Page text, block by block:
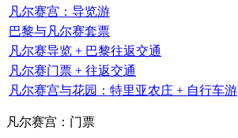
凡尔赛宫：导览游
巴黎与凡尔赛套票
凡尔赛导览 + 巴黎往返交通
凡尔赛门票 + 往返交通
凡尔赛宫与花园：特里亚农庄 + 自行车游
凡尔赛宫：门票